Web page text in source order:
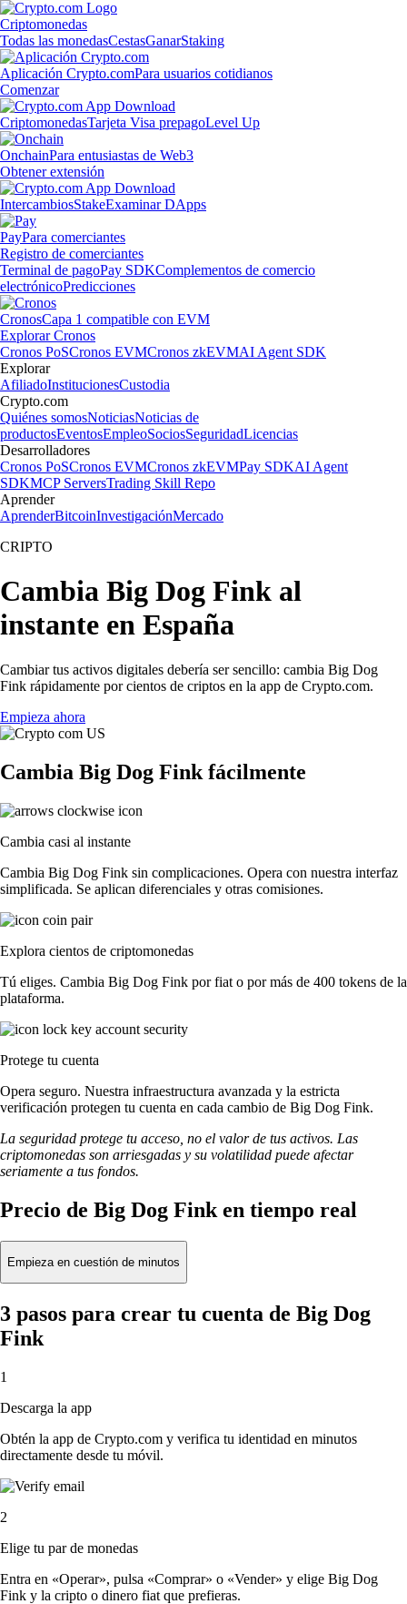
Criptomonedas
Todas las monedasCestasGanarStaking
Aplicación Crypto.comPara usuarios cotidianos
Comenzar
CriptomonedasTarjeta Visa prepagoLevel Up
OnchainPara entusiastas de Web3
Obtener extensión
IntercambiosStakeExaminar DApps
PayPara comerciantes
Registro de comerciantes
Terminal de pagoPay SDKComplementos de comercio
electrónicoPredicciones
CronosCapa 1 compatible con EVM
Explorar Cronos
Cronos PoSCronos EVMCronos zkEVMAI Agent SDK
Explorar
AfiliadoInstitucionesCustodia
Crypto.com
Quiénes somosNoticiasNoticias de
productosEventosEmpleoSociosSeguridadLicencias
Desarrolladores
Cronos PoSCronos EVMCronos zkEVMPay SDKAI Agent
SDKMCP ServersTrading Skill Repo
Aprender
AprenderBitcoinInvestigaciónMercado
CRIPTO
Cambia Big Dog Fink al
instante en España
Cambiar tus activos digitales debería ser sencillo: cambia Big Dog
Fink rápidamente por cientos de criptos en la app de Crypto.com.
Empieza ahora
Cambia Big Dog Fink fácilmente
Cambia casi al instante
Cambia Big Dog Fink sin complicaciones. Opera con nuestra interfaz
simplificada. Se aplican diferenciales y otras comisiones.
Explora cientos de criptomonedas
Tú eliges. Cambia Big Dog Fink por fiat o por más de 400 tokens de la
plataforma.
Protege tu cuenta
Opera seguro. Nuestra infraestructura avanzada y la estricta
verificación protegen tu cuenta en cada cambio de Big Dog Fink.
La seguridad protege tu acceso, no el valor de tus activos. Las
criptomonedas son arriesgadas y su volatilidad puede afectar
seriamente a tus fondos.
Precio de Big Dog Fink en tiempo real
Empieza en cuestión de minutos
3 pasos para crear tu cuenta de Big Dog
Fink
1
Descarga la app
Obtén la app de Crypto.com y verifica tu identidad en minutos
directamente desde tu móvil.
2
Elige tu par de monedas
Entra en «Operar», pulsa «Comprar» o «Vender» y elige Big Dog
Fink y la cripto o dinero fiat que prefieras.